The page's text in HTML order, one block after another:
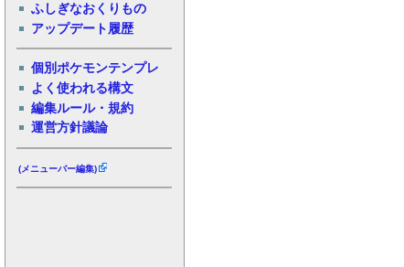
ふしぎなおくりもの
アップデート履歴
個別ポケモンテンプレ
よく使われる構文
編集ルール・規約
運営方針議論
(メニューバー編集)